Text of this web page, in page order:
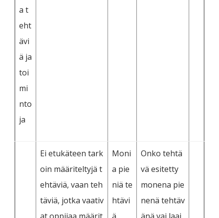
a t
eht
ävi
ä ja
toi
mi
nto
ja
Ei etukäteen tark
oin määriteltyjä t
ehtäviä, vaan teh
täviä, jotka vaativ
at oppijaa määrit
Moni
a pie
niä te
htävi
ä
Onko tehtä
vä esitetty
monena pie
nenä tehtäv
änä vai laaj